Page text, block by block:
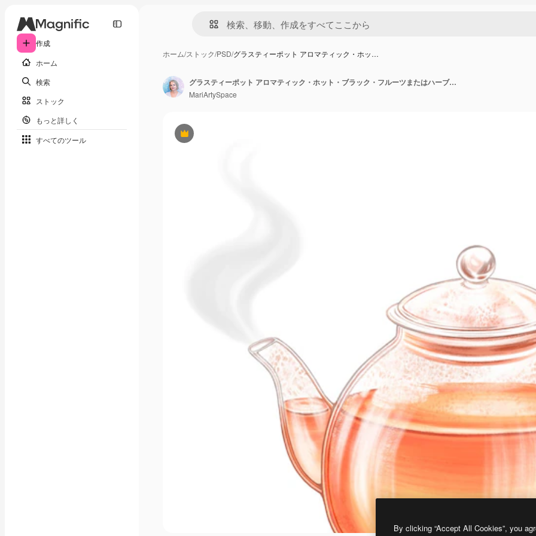
作成
ホーム
検索
ストック
もっと詳しく
すべてのツール
ホーム/ストック/PSD/グラスティーポット アロマティック・ホッ…
Premium
グラスティーポット アロマティック・ホット・ブラック・フルーツまたはハーブ・ティー
MariArtySpace
By clicking “Accept All Cookies”, you